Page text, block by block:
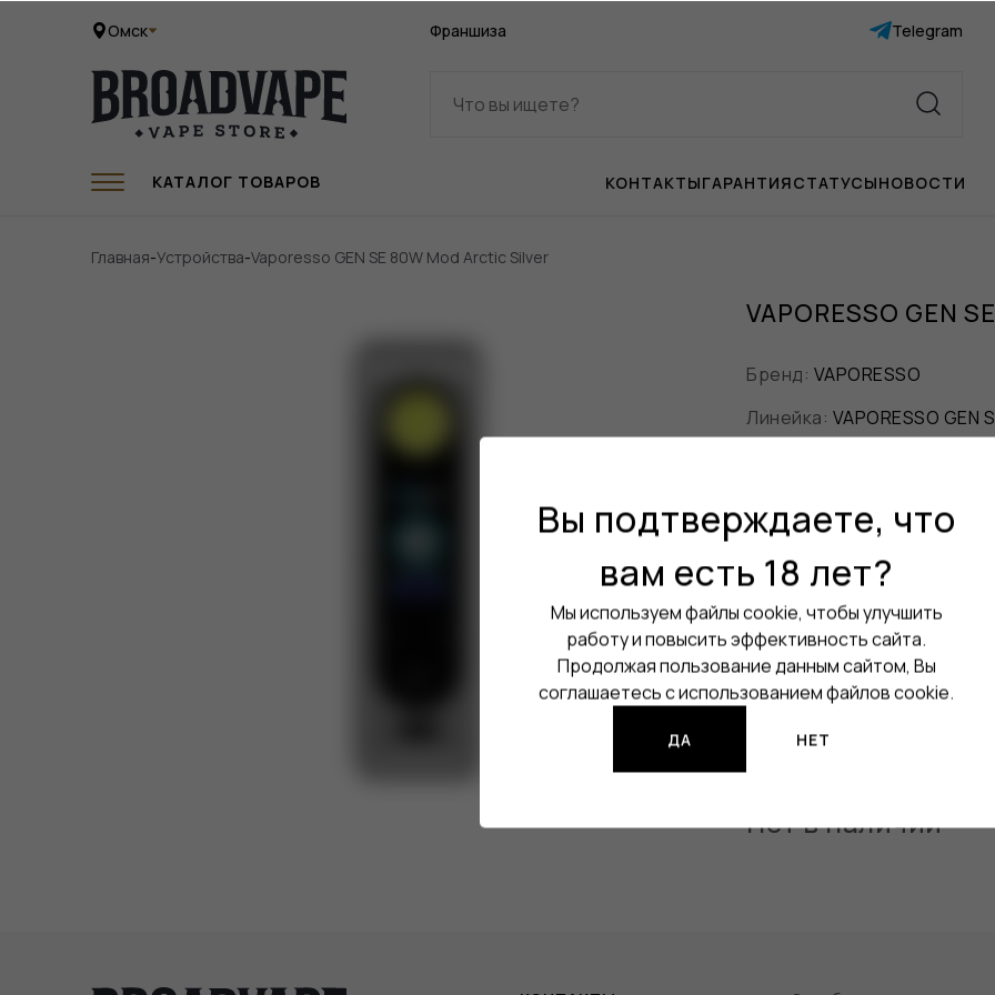
Омск Франшиза Telegram
КАТАЛОГ ТОВАРОВ КОНТАКТЫГАРАНТИЯСТАТУСЫНОВОСТИ
Главная-Устройства-Vaporesso GEN SE 80W Mod Arctic Silver
VAPORESSO GEN
Бренд: VAPORESSO
Линейка: VAPORESSO GEN
Регулировка мощности:
Ёмкость аккумулятора:
Все характеристики
Изображения продукции могут
Нет в наличии
Вы подтверждаете, что
вам есть 18 лет?
Мы используем файлы cookie, чтобы улучшить
работу и повысить эффективность сайта.
Продолжая пользование данным сайтом, Вы
соглашаетесь с использованием файлов cookie.
ДА НЕТ